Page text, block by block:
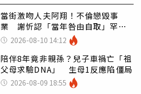
當街激吻人夫阿翔！不倫戀毀事
業 謝忻認「當年咎由自取」罕吐
心聲2026-08-10 14:12
陪伴8年竟非親孫？兒子車禍亡「祖
父母求驗DNA」 生母1反應陷僵局
2026-08-09 18:55